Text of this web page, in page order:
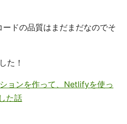
ドの品質はまだまだなのでそ
た！
ョンを作って、Netlifyを使っ
た話